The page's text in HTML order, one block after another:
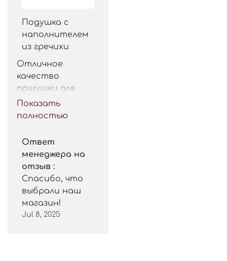
Подушка с
наполнителем
из гречихи
Отличное
качество
пошушки для
такой цены.
Рекомендую.
Показать
полностью
Ответ
менеджера на
отзыв :
Спасибо, что
выбрали наш
магазин!
Jul 8, 2025